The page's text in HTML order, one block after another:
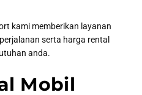
kami memberikan layanan
serta harga rental
anda.
Mobil